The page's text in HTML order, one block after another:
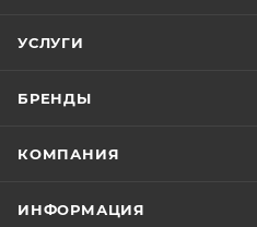
УСЛУГИ
БРЕНДЫ
КОМПАНИЯ
ИНФОРМАЦИЯ